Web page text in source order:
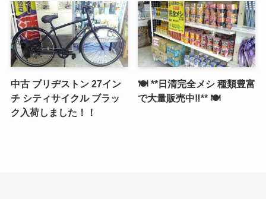
中古 ブリヂストン 27イン
チ シティサイクル ブラッ
ク入荷しました！！
🍽️ **日清完全メシ 種類豊富
で大量販売中‼️** 🍽️